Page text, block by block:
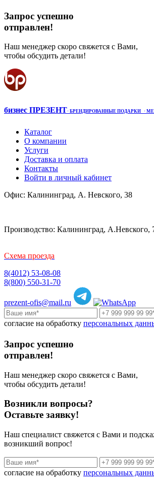
Запрос успешно
отправлен!
Наш менеджер скоро свяжется с Вами,
чтобы обсудить детали!
бизнес ПРЕЗЕНТ· БРЕНДИРОВАННЫЕ ПОДАРКИ ·
Каталог
О компании
Услуги
Доставка и оплата
Контакты
Войти в личный кабинет
Офис: Калининград, А. Невского, 38
Производство: Калининград, А.Невского,
Схема проезда
8(4012) 53-08-08
8(800) 550-31-70
prezent-ofis@mail.ru
согласие на обработку персональных
Запрос успешно
отправлен!
Наш менеджер скоро свяжется с Вами,
чтобы обсудить детали!
Возникли вопросы?
Оставьте заявку!
Наш специалист свяжется с Вами и
возникший вопрос!
согласие на обработку персональных